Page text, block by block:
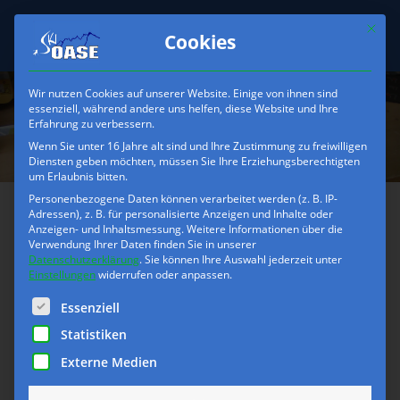
Skischuhe &
Tourenskischuhe
Skischuhe sind leider nicht schnell ausgesucht und
ausprobiert. Dafür haben wir aber die Auswahl, den
passenden Schuh für euren Fuss zu finden. Bringt
Mit
Cookies
Wir nutzen Cookies auf unserer Website. Einige von ihnen sind
essenziell, während andere uns helfen, diese Website und Ihre
Erfahrung zu verbessern.
Wenn Sie unter 16 Jahre alt sind und Ihre Zustimmung zu freiwilligen
Diensten geben möchten, müssen Sie Ihre Erziehungsberechtigten
um Erlaubnis bitten.
Personenbezogene Daten können verarbeitet werden (z. B. IP-
Adressen), z. B. für personalisierte Anzeigen und Inhalte oder
Anzeigen- und Inhaltsmessung.Weitere Informationen über die
Verwendung Ihrer Daten finden Sie in unserer
Datenschutzerklärung.Sie können Ihre Auswahl jederzeit unter
Einstellungenwiderrufen oder anpassen.
Es folgt eine Liste der Service-Gruppen, für die eine
Essenziell
Statistiken
Externe Medien